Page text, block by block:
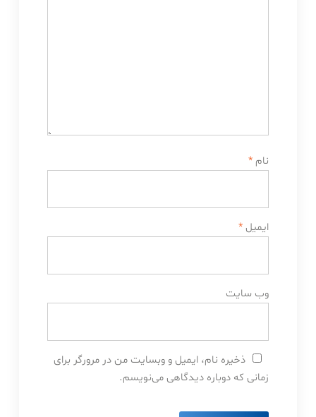
نام *
ایمیل *
وب‌ سایت
ذخیره نام، ایمیل و وبسایت من در مرورگر برای
زمانی که دوباره دیدگاهی می‌نویسم.